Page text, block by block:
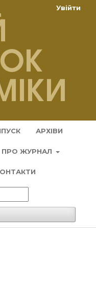
АРХІВИ
ПРО ЖУРНАЛ
Увійти